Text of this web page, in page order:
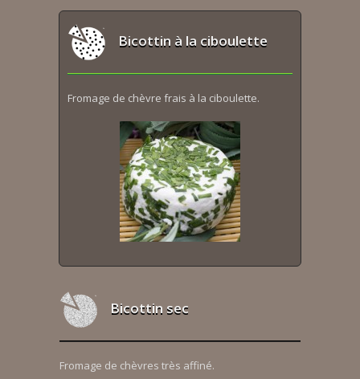
Bicottin à la ciboulette
Fromage de chèvre frais à la ciboulette.
Bicottin sec
Fromage de chèvres très affiné.